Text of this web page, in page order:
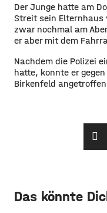
Der Junge hatte am
Streit sein Elternhaus
zwar nochmal am
er aber mit dem
Nachdem die Polizei
hatte, konnte er
Birkenfeld
Das könnte